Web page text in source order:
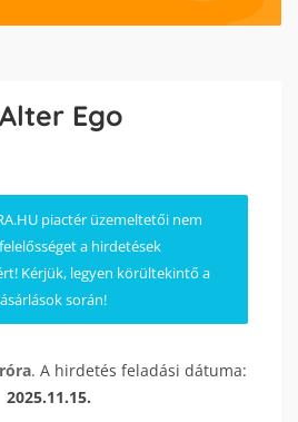
Ego
piactér üzemeltetői nem
a hirdetések
Kérjük, legyen körültekintő a
során!
. A hirdetés feladási dátuma:
2025.11.15.